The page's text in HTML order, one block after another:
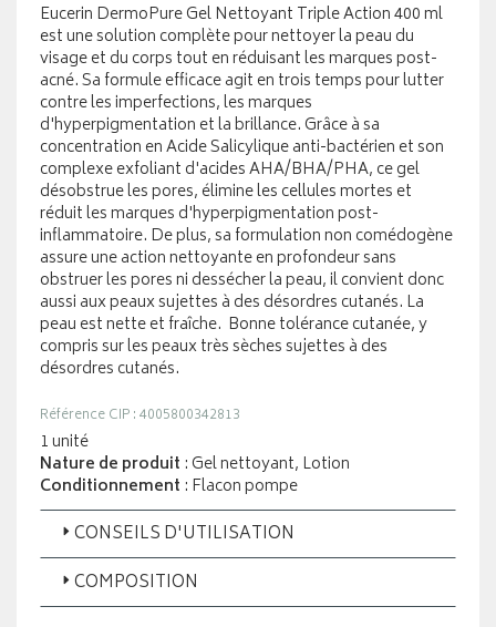
Eucerin DermoPure Gel Nettoyant Triple Action 400 ml
est une solution complète pour nettoyer la peau du
visage et du corps tout en réduisant les marques post-
acné. Sa formule efficace agit en trois temps pour lutter
contre les imperfections, les marques
d'hyperpigmentation et la brillance. Grâce à sa
concentration en Acide Salicylique anti-bactérien et son
complexe exfoliant d'acides AHA/BHA/PHA, ce gel
désobstrue les pores, élimine les cellules mortes et
réduit les marques d'hyperpigmentation post-
inflammatoire. De plus, sa formulation non comédogène
assure une action nettoyante en profondeur sans
obstruer les pores ni dessécher la peau, il convient donc
aussi aux peaux sujettes à des désordres cutanés. La
peau est nette et fraîche. Bonne tolérance cutanée, y
compris sur les peaux très sèches sujettes à des
désordres cutanés.
Référence CIP : 4005800342813
1 unité
Nature de produit : Gel nettoyant, Lotion
Conditionnement : Flacon pompe
CONSEILS D'UTILISATION
COMPOSITION